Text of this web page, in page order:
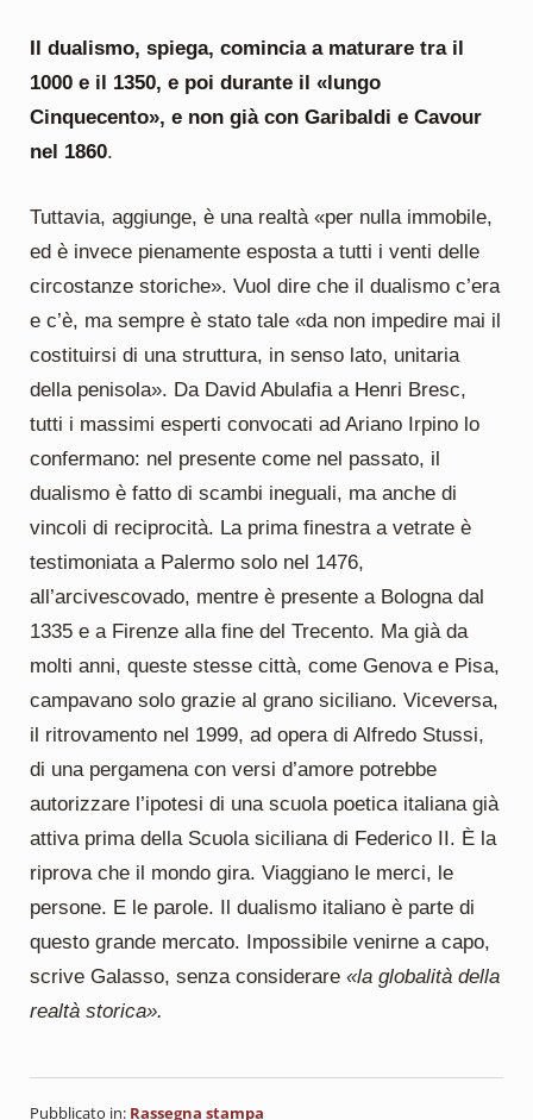
Il dualismo, spiega, comincia a maturare tra il
1000 e il 1350, e poi durante il «lungo
Cinquecento», e non già con Garibaldi e Cavour
nel 1860.
Tuttavia, aggiunge, è una realtà «per nulla immobile,
ed è invece pienamente esposta a tutti i venti delle
circostanze storiche». Vuol dire che il dualismo c’era
e c’è, ma sempre è stato tale «da non impedire mai il
costituirsi di una struttura, in senso lato, unitaria
della penisola». Da David Abulafia a Henri Bresc,
tutti i massimi esperti convocati ad Ariano Irpino lo
confermano: nel presente come nel passato, il
dualismo è fatto di scambi ineguali, ma anche di
vincoli di reciprocità. La prima finestra a vetrate è
testimoniata a Palermo solo nel 1476,
all’arcivescovado, mentre è presente a Bologna dal
1335 e a Firenze alla fine del Trecento. Ma già da
molti anni, queste stesse città, come Genova e Pisa,
campavano solo grazie al grano siciliano. Viceversa,
il ritrovamento nel 1999, ad opera di Alfredo Stussi,
di una pergamena con versi d’amore potrebbe
autorizzare l’ipotesi di una scuola poetica italiana già
attiva prima della Scuola siciliana di Federico II. È la
riprova che il mondo gira. Viaggiano le merci, le
persone. E le parole. Il dualismo italiano è parte di
questo grande mercato. Impossibile venirne a capo,
scrive Galasso, senza considerare «la globalità della
realtà storica».
Pubblicato in: Rassegna stampa